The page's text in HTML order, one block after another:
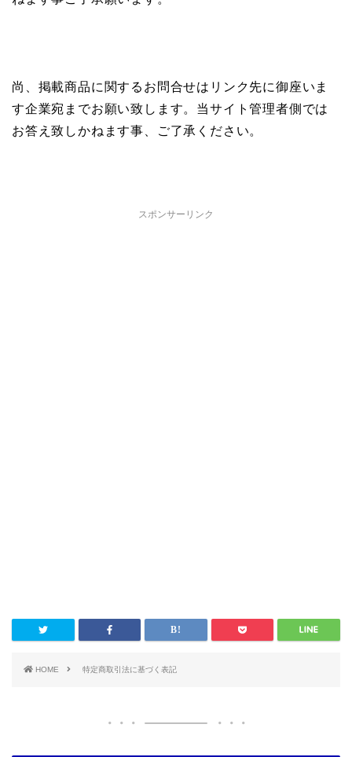
尚、掲載商品に関するお問合せはリンク先に御座いま
す企業宛までお願い致します。当サイト管理者側では
お答え致しかねます事、ご了承ください。
スポンサーリンク
HOME 特定商取引法に基づく表記